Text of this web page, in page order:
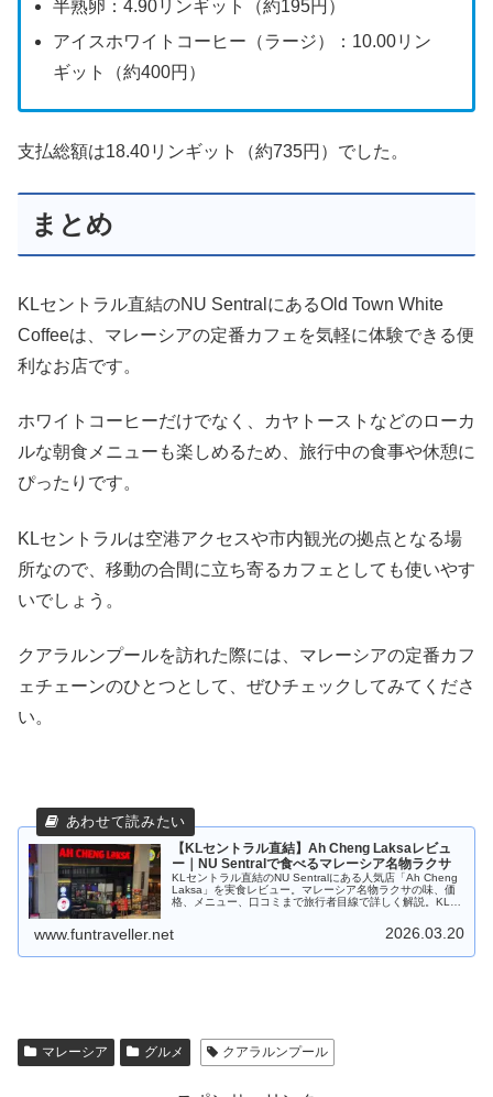
半熟卵：4.90リンギット（約195円）
アイスホワイトコーヒー（ラージ）：10.00リン
ギット（約400円）
支払総額は18.40リンギット（約735円）でした。
まとめ
KLセントラル直結のNU SentralにあるOld Town White
Coffeeは、マレーシアの定番カフェを気軽に体験できる便
利なお店です。
ホワイトコーヒーだけでなく、カヤトーストなどのローカ
ルな朝食メニューも楽しめるため、旅行中の食事や休憩に
ぴったりです。
KLセントラルは空港アクセスや市内観光の拠点となる場
所なので、移動の合間に立ち寄るカフェとしても使いやす
いでしょう。
クアラルンプールを訪れた際には、マレーシアの定番カフ
ェチェーンのひとつとして、ぜひチェックしてみてくださ
い。
【KLセントラル直結】Ah Cheng Laksaレビュ
ー｜NU Sentralで食べるマレーシア名物ラクサ
KLセントラル直結のNU Sentralにある人気店「Ah Cheng
Laksa」を実食レビュー。マレーシア名物ラクサの味、価
格、メニュー、口コミまで旅行者目線で詳しく解説。KLセ
www.funtraveller.net 2026.03.20
マレーシア グルメ クアラルンプール